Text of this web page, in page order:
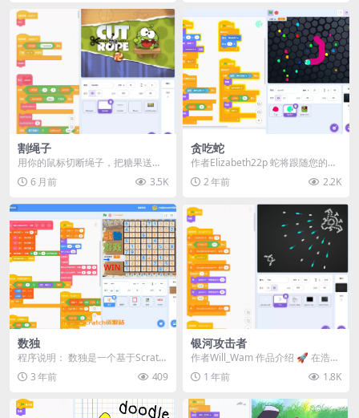
割绳子
用你的鼠标切断绳子，把糖果送给
阿姆·纳姆。
6 月前 3.5K
贪吃蛇
作者Elizabeth22p 蛇将跟随您的鼠
标指针。 不要碰墙壁，否则你会死
的！...2 年前 2.2K
数独
程序说明： 数独是一个基于Scratc
h平台开发的逻辑游戏程序。在这个
程序中，玩...
3 年前 409
银河攻击者
作者Will_Wam 作品介绍 🚀 ​​在浩瀚
银河中展开激烈空战！​​ ​​硬核...
1 年前 1.8K